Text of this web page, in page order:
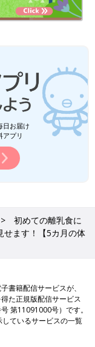
日お届け
プリ
初めての離乳食に
せます！【5カ月の体
書籍配信サービスが、
た正規版配信サービス
第11091000号）です。
しているサービスの一覧